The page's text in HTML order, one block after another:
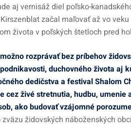
aj vernisáž diel poľsko-
začal maľovať až vo
života v poľských štetloch pred
rozprávať bez príbehov
duchovného života aj
dedičstva a festival Shalom
cez živé stretnutia, hudbu, umenie
ako budovať vzájomné
židovských náboženských